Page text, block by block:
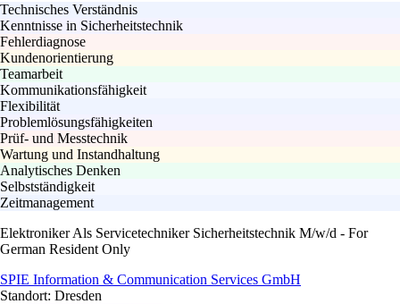
Technisches Verständnis
Kenntnisse in Sicherheitstechnik
Fehlerdiagnose
Kundenorientierung
Teamarbeit
Kommunikationsfähigkeit
Flexibilität
Problemlösungsfähigkeiten
Prüf- und Messtechnik
Wartung und Instandhaltung
Analytisches Denken
Selbstständigkeit
Zeitmanagement
Elektroniker Als Servicetechniker Sicherheitstechnik M/w/d - For
German Resident Only
SPIE Information & Communication Services GmbH
Standort: Dresden